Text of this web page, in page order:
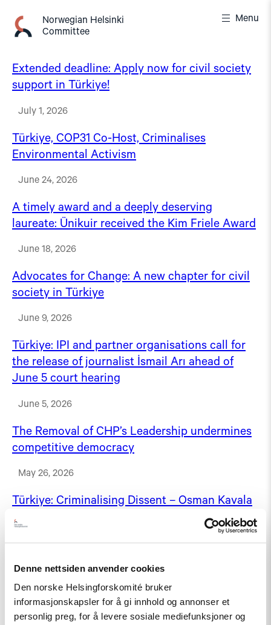
Denne nettsiden anvender cookies
Den norske Helsingforskomité bruker
informasjonskapsler for å gi innhold og annonser et
personlig preg, for å levere sosiale mediefunksjoner og
content
Norwegian Helsinki
Committee
Menu
Extended deadline: Apply now for civil society
support in Türkiye!
July 1, 2026
Türkiye, COP31 Co-Host, Criminalises
Environmental Activism
June 24, 2026
A timely award and a deeply deserving
laureate: Ünikuir received the Kim Friele Award
June 18, 2026
Advocates for Change: A new chapter for civil
society in Türkiye
June 9, 2026
Türkiye: IPI and partner organisations call for
the release of journalist İsmail Arı ahead of
June 5 court hearing
June 5, 2026
The Removal of CHP’s Leadership undermines
competitive democracy
May 26, 2026
Türkiye: Criminalising Dissent – Osman Kavala
case
May 6, 2026
Türkiye: Condemn escalating use of
“disinformation law” against journalists and call
for its repeal